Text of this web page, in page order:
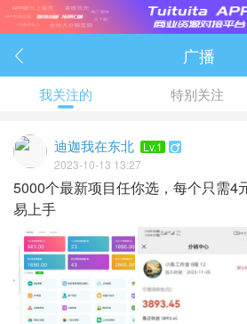
 广播
我关注的 特别关注
迪迦我在东北 Lv.1 
2023-10-13 13:27
5000个最新项目任你选，每个只需4
易上手